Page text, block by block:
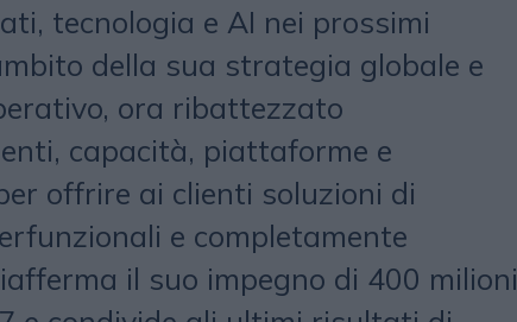
tecnologia e AI nei prossimi
della sua strategia globale e
ora ribattezzato
capacità, piattaforme e
offrire ai clienti soluzioni di
e completamente
il suo impegno di 400 milioni